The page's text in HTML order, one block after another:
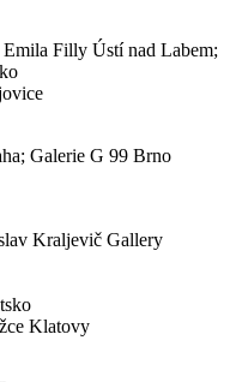
Filly Ústí nad Labem;
Galerie G 99 Brno
Kraljevič Gallery
Klatovy